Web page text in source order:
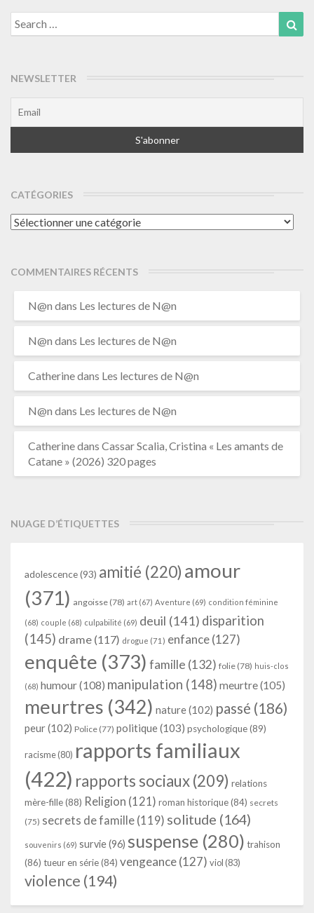
Search
for:
NEWSLETTER
CATÉGORIES
Catégories
COMMENTAIRES RÉCENTS
N@n dans Les lectures de N@n
N@n dans Les lectures de N@n
Catherinedans Les lectures de N@n
N@n dans Les lectures de N@n
Catherinedans Cassar Scalia, Cristina « Les amants de
Catane » (2026) 320 pages
NUAGE D’ÉTIQUETTES
adolescence(93) amitié (220) amour
(371) angoisse (78) art (67) Aventure (69) condition féminine
(68) couple (68) culpabilité (69) deuil (141) disparition
(145) drame (117) drogue (71) enfance(127)
enquête (373) famille (132) folie (78) huis-clos
(68) humour(108) manipulation (148) meurtre(105)
meurtres (342) nature(102) passé (186)
peur(102) Police (77) politique(103) psychologique(89)
racisme (80) rapports familiaux
(422) rapports sociaux(209) relations
mère-fille(88) Religion (121) roman historique(84) secrets
(75) secrets de famille (119) solitude (164)
souvenirs (69) survie(96) suspense (280) trahison
(86) tueur en série(84) vengeance(127) viol (83)
violence (194)